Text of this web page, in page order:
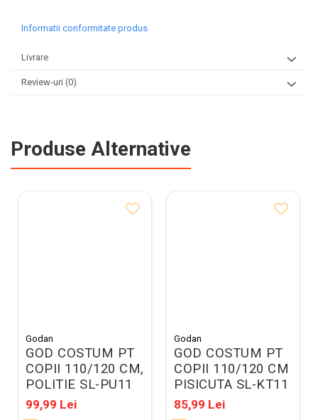
Informatii conformitate produs
Livrare
Review-uri (0)
Produse Alternative
Godan
GOD COSTUM PT
COPII 110/120 CM,
POLITIE SL-PU11
99,99 Lei
Godan
GOD COSTUM PT
COPII 110/120 CM
PISICUTA SL-KT11
85,99 Lei